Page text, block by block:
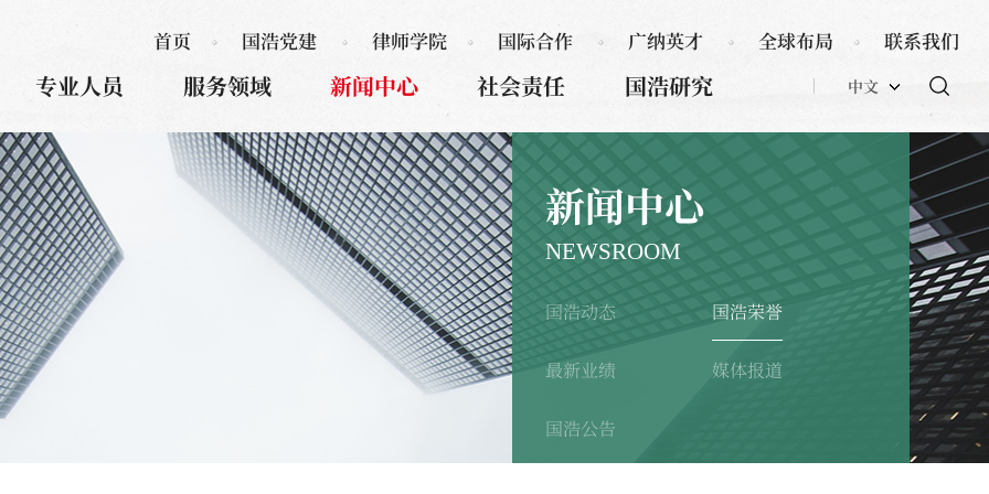
专业人员 服务领域 新闻中心 社会责任 国浩研究 中文
首页 国浩党建 律师学院 国际合作 广纳英才 全球布局 联系我们
新闻中心
NEWSROOM
国浩动态 国浩荣誉
最新业绩 媒体报道
国浩公告